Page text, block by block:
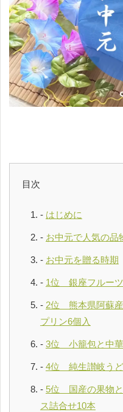
目次
はじめに
お中元で人気の品
お中元を贈る時期
1位 銀座フルー
2位 熊本県阿蘇産
プリン6個入
3位 小籠包と中華
4位 純生讃岐う
5位 国産の果物と
ス詰合せ10本